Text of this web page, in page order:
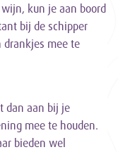
kun je aan boord
bij de schipper
drankjes mee te
dan aan bij je
mee te houden.
bieden wel